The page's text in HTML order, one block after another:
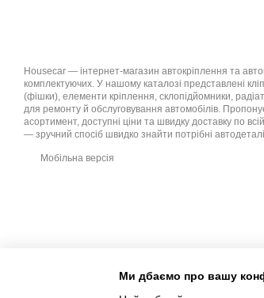
Housecar — інтернет-магазин автокріплення та
комплектуючих. У нашому каталозі представлені
(фішки), елементи кріплення, склопідйомники,
для ремонту й обслуговування автомобілів.
асортимент, доступні ціни та швидку доставку по
— зручний спосіб швидко знайти потрібні
Мобільна версія
Ми дбаємо про вашу